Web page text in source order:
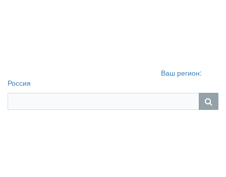
Ваш регион:
Россия